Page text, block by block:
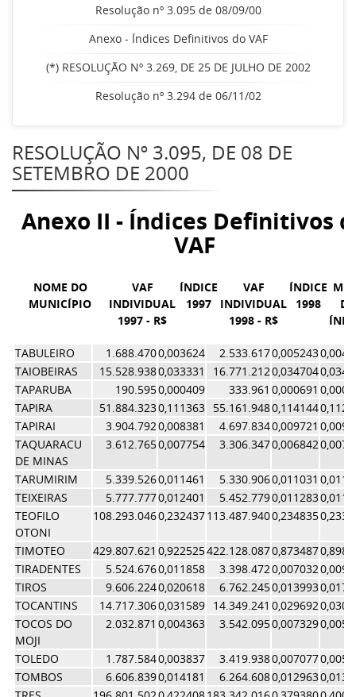
Resolução nº 3.095 de 08/09/00
Anexo - Índices Definitivos do VAF
(*) RESOLUÇÃO Nº 3.269, DE 25 DE JULHO DE 2002
Resolução nº 3.294 de 06/11/02
RESOLUÇÃO Nº 3.095, DE 08 DE
SETEMBRO DE 2000
Anexo II - Índices Definitivos
VAF
NOME DO
MUNICÍPIO
VAF
INDIVIDUAL
1997 - R$
ÍNDICE
1997
VAF
INDIVIDUAL
1998 - R$
ÍNDICE
1998
TABULEIRO 1.688.4700,003624 2.533.6170,005243
TAIOBEIRAS
15.528.9380,033331 16.771.2120,034704
TAPARUBA
190.5950,000409 333.961 0,000691
TAPIRA
51.884.3230,111363 55.161.9480,114144
TAPIRAI
3.904.7920,008381 4.697.8340,009721
TAQUARACU
DE MINAS
3.612.7650,007754 3.306.3470,006842
TARUMIRIM 5.339.5260,011461 5.330.9060,011031
TEIXEIRAS
5.777.7770,012401 5.452.7790,011283
TEOFILO
OTONI
108.293.0460,232437113.487.9400,234835
TIMOTEO 429.807.621 0,922525422.128.0870,873487
TIRADENTES
5.524.6760,011858 3.398.4720,007032
TIROS
9.606.2240,020618 6.762.2450,013993
TOCANTINS
14.717.3060,031589 14.349.241 0,029692
TOCOS DO
MOJI
2.032.871 0,004363 3.542.0950,007329
TOLEDO 1.787.5840,003837 3.419.9380,007077
TOMBOS
6.606.8390,014181 6.264.6080,012963